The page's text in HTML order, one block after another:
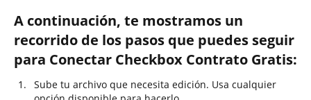
A continuación, te mostramos un
recorrido de los pasos que puedes seguir
para Conectar Checkbox Contrato Gratis:
Sube tu archivo que necesita edición. Usa cualquier